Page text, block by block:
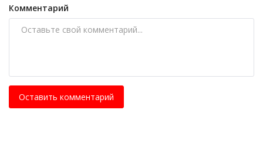
Комментарий
Оставить комментарий